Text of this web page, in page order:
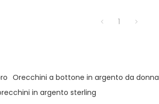
1
Orecchini a bottone in argento da donna
in argento sterling